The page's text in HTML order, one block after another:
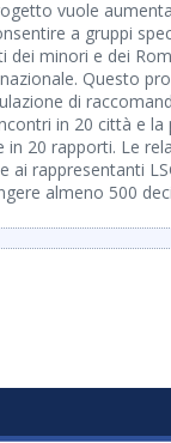
vuole
a gruppi
dei minori e dei
Questo
di
in 20 città e
20 rapporti. Le
ai rappresentanti
almeno 500